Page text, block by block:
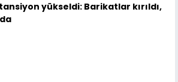
yükseldi: Barikatlar kırıldı,